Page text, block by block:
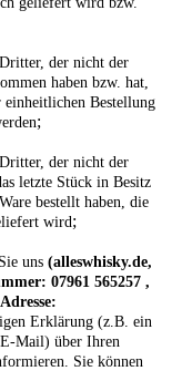
der nicht der
haben bzw. hat,
einheitlichen Bestellung
;
der nicht der
letzte Stück in Besitz
bestellt haben, die
wird ;
uns (alleswhisky.de,
07961 565257 ,
Erklärung (z.B. ein
Mail) über Ihren
Sie können